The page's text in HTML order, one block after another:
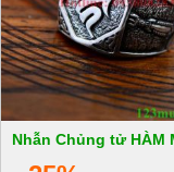
Nhẫn Chủng tử HÀM